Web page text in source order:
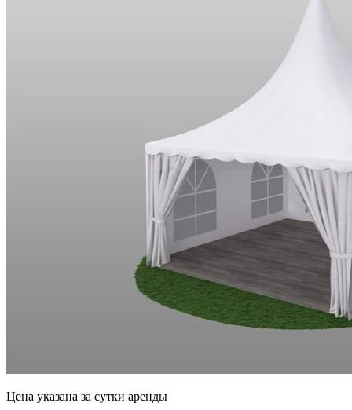
Цена указана за сутки аренды